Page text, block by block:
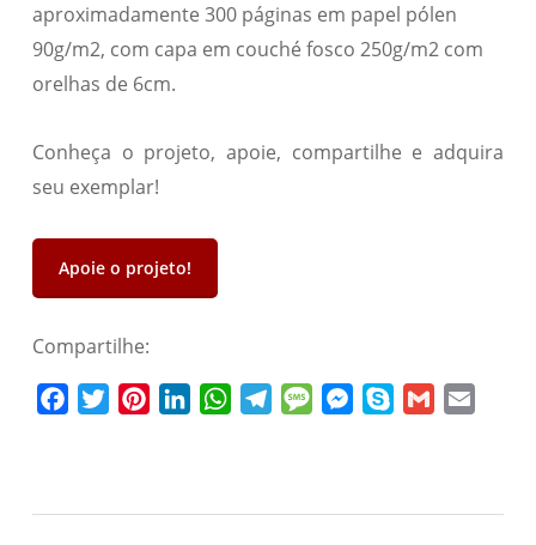
aproximadamente 300 páginas em papel pólen
90g/m2, com capa em couché fosco 250g/m2 com
orelhas de 6cm.
Conheça o projeto, apoie, compartilhe e adquira
seu exemplar!
Apoie o projeto!
Compartilhe:
FacebookTwitterPinterestLinkedInWhatsAppTelegramMessageMessenger
Skype Gmail